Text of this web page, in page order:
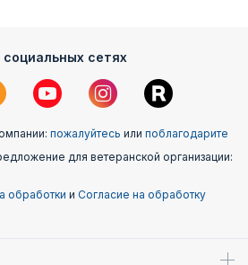
сетях
пожалуйтесь или поблагодарите
для ветеранской организации:
обработки и Согласие на обработку